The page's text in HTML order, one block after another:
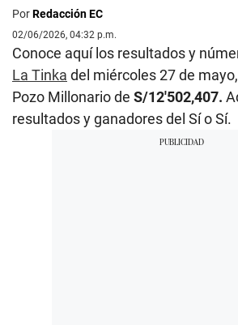
PorRedacción EC
02/06/2026, 04:32 p.m.
Conoce aquí los resultados y
La Tinka del miércoles 27 de
Pozo Millonario de S/12′502,407.
resultados y ganadores del Sí o Sí.